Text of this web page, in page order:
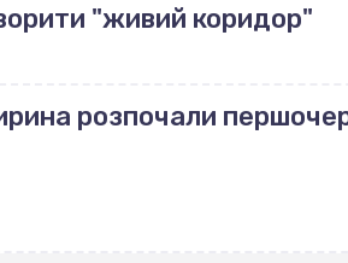
"живий коридор"
розпочали